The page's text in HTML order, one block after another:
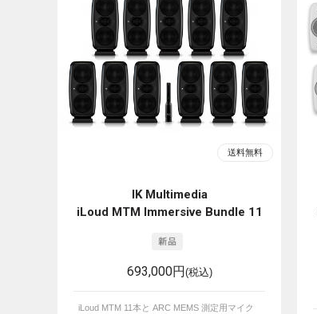
IK Multimedia
iLoud MTM Immersive Bundle 11
693,000円(税込)
iLoud MTM 11本と ARC MEMS 測定用マイク